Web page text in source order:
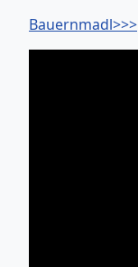
Bauernmadl>>>